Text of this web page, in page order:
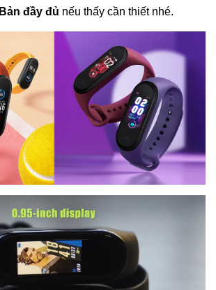
Bản đầy đủ nếu thấy cần thiết nhé.